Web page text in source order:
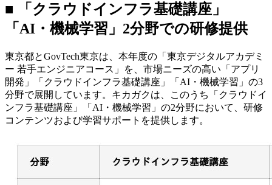
■ 「クラウドインフラ基礎講座」
「AI・機械学習」2分野での研修提供
東京都とGovTech東京は、本年度の「東京デジタルアカデミ
ー 若手エンジニアコース」を、市場ニーズの高い「アプリ
開発」「クラウドインフラ基礎講座」「AI・機械学習」の3
分野で展開しています。キカガクは、このうち「クラウドイ
ンフラ基礎講座」「AI・機械学習」の2分野において、研修
コンテンツおよび学習サポートを提供します。